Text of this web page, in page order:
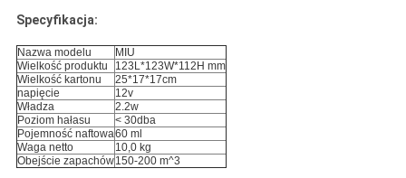
Specyfikacja:
Nazwa modelu
MIU
Wielkość produktu
123L*123W*112H mm
Wielkość kartonu
25*17*17cm
napięcie
12v
Władza
2.2w
Poziom hałasu
< 30dba
Pojemność naftowa60 ml
Waga netto
10,0 kg
Obejście zapachów150-200 m^3